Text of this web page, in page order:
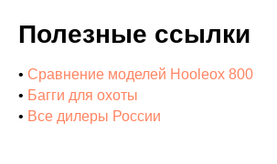
Полезные ссылки
• Сравнение моделей Hooleox 800
• Багги для охоты
• Все дилеры России